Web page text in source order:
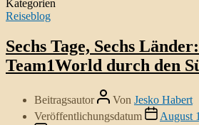
Kategorien
Reiseblog
Sechs Tage, Sechs
Team1World durch den
Beitragsautor Von Jesko Habert
Veröffentlichungsdatum
August